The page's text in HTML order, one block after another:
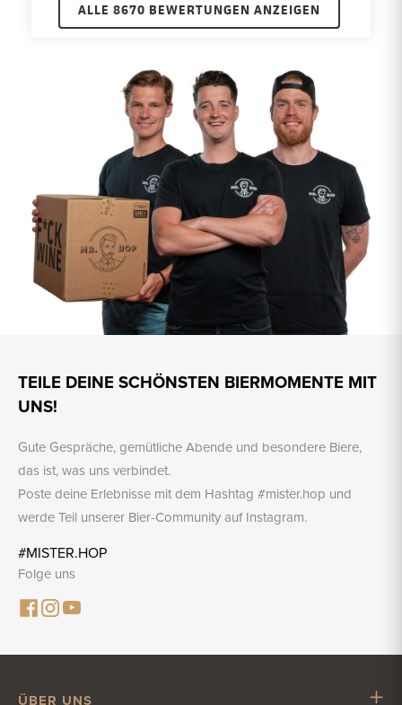
ALLE 8670 BEWERTUNGEN ANZEIGEN
TEILE DEINE SCHÖNSTEN BIERMOMENTE MIT
UNS!
Gute Gespräche, gemütliche Abende und besondere Biere,
das ist, was uns verbindet.
Poste deine Erlebnisse mit dem Hashtag #mister.hop und
werde Teil unserer Bier-Community auf Instagram.
#MISTER.HOP
Folge uns
ÜBER UNS